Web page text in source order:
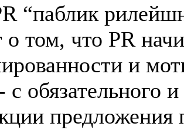
“паблик
о том, что PR
и
с обязательного
предложения